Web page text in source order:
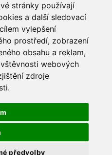
stránky používají
a další sledovací
vylepšení
prostředí, zobrazení
obsahu a reklam,
webových
zdroje
předvolby
Kontakty